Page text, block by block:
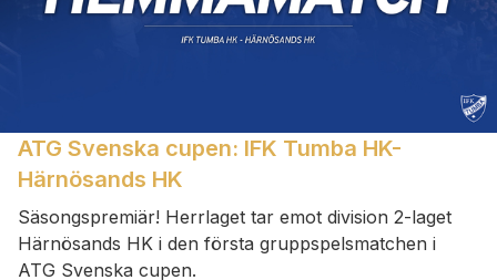
ATG Svenska cupen: IFK Tumba HK-
Härnösands HK
Säsongspremiär! Herrlaget tar emot division 2-laget
Härnösands HK i den första gruppspelsmatchen i
ATG Svenska cupen.